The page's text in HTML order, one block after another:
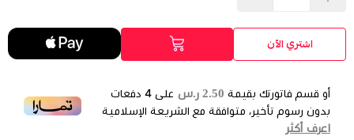
اشتري الآن
أو قسم فاتورتك بقيمة2.50 ر.س على 4دفعات
بدون رسوم تأخير، متوافقة مع الشريعة الإسلامية
اعرف أكثر